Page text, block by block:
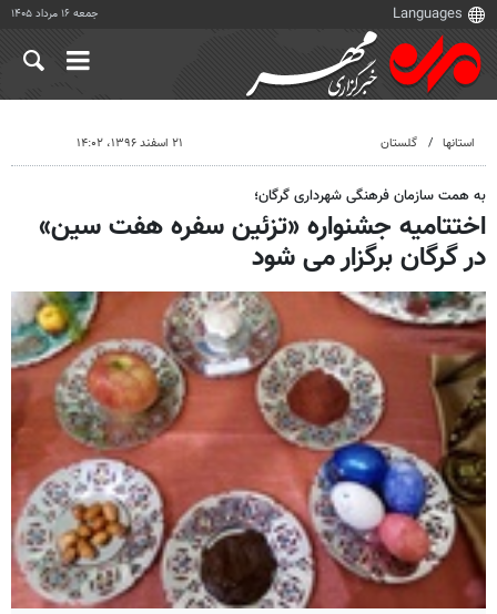
جمعه ۱۶ مرداد ۱۴۰۵
استانها گلستان ۲۱ اسفند ۱۳۹۶، ۱۴:۰۲
به همت سازمان فرهنگی شهرداری گرگان؛
اختتامیه جشنواره «تزئین سفره هفت سین»
در گرگان برگزار می شود